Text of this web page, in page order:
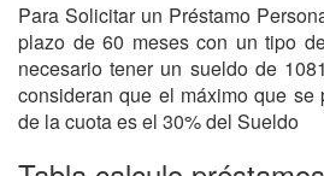
Para Solicitar un Préstamo
plazo de 60 meses con un tipo
necesario tener un sueldo de
consideran que el máximo que se
de la cuota es el 30% del Sueldo